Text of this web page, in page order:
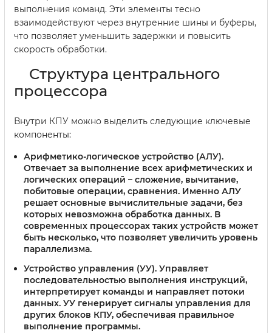
выполнения команд. Эти элементы тесно
взаимодействуют через внутренние шины и буферы,
что позволяет уменьшить задержки и повысить
скорость обработки.
Структура центрального
процессора
Внутри КПУ можно выделить следующие ключевые
компоненты:
Арифметико-логическое устройство (АЛУ).
Отвечает за выполнение всех арифметических и
логических операций – сложение, вычитание,
побитовые операции, сравнения. Именно АЛУ
решает основные вычислительные задачи, без
которых невозможна обработка данных. В
современных процессорах таких устройств может
быть несколько, что позволяет увеличить уровень
параллелизма.
Устройство управления (УУ). Управляет
последовательностью выполнения инструкций,
интерпретирует команды и направляет потоки
данных. УУ генерирует сигналы управления для
других блоков КПУ, обеспечивая правильное
выполнение программы.